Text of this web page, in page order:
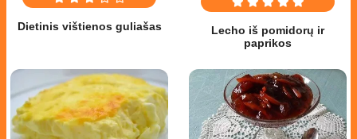
Dietinis vištienos guliašas
Lecho iš pomidorų ir
paprikos